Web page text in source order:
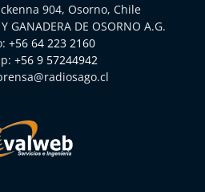
904, Osorno, Chile
GANADERA DE OSORNO A.G.
+56 64 223 2160
+56 9 57244942